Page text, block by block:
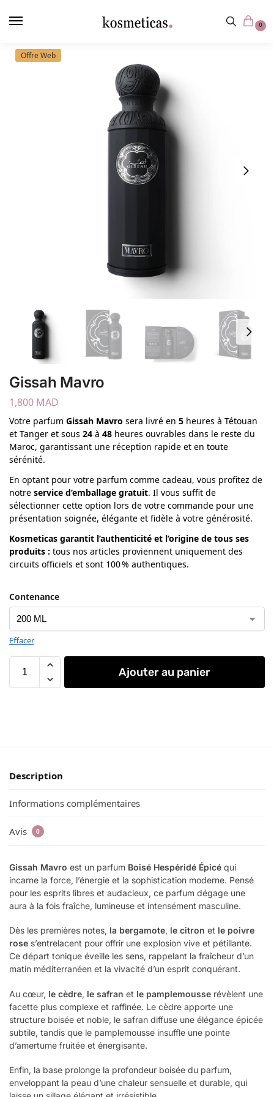
principal
0
Offre Web
Gissah Mavro
1,800 MAD
Votre parfum Gissah Mavro sera livré en 5 heures à Tétouan
et Tanger et sous 24 à 48 heures ouvrables dans le reste du
Maroc, garantissant une réception rapide et en toute
sérénité.
En optant pour votre parfum comme cadeau, vous profitez de
notre service d’emballage gratuit. Il vous suffit de
sélectionner cette option lors de votre commande pour une
présentation soignée, élégante et fidèle à votre générosité.
Kosmeticas garantit l’authenticité et l’origine de tous ses
produits : tous nos articles proviennent uniquement des
circuits officiels et sont 100 % authentiques.
Contenance
Effacer
Ajouter au panier
Description
Informations complémentaires
Avis 0
Gissah Mavro est un parfum Boisé Hespéridé Épicé qui
incarne la force, l’énergie et la sophistication moderne. Pensé
pour les esprits libres et audacieux, ce parfum dégage une
aura à la fois fraîche, lumineuse et intensément masculine.
Dès les premières notes, la bergamote, le citron et le poivre
rose s’entrelacent pour offrir une explosion vive et pétillante.
Ce départ tonique éveille les sens, rappelant la fraîcheur d’un
matin méditerranéen et la vivacité d’un esprit conquérant.
Au cœur, le cèdre, le safran et le pamplemousse révèlent une
facette plus complexe et raffinée. Le cèdre apporte une
structure boisée et noble, le safran diffuse une élégance épicée
subtile, tandis que le pamplemousse insuffle une pointe
d’amertume fruitée et énergisante.
Enfin, la base prolonge la profondeur boisée du parfum,
enveloppant la peau d’une chaleur sensuelle et durable, qui